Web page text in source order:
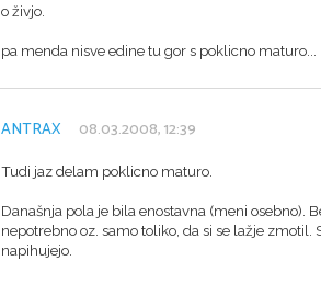
o živjo.
pa menda nisve edine tu gor s poklicno
ANTRAX 08.03.2008, 12:39
Tudi jaz delam poklicno maturo.
Današnja pola je bila enostavna (meni osebno).
nepotrebno oz. samo toliko, da si se lažje
napihujejo.